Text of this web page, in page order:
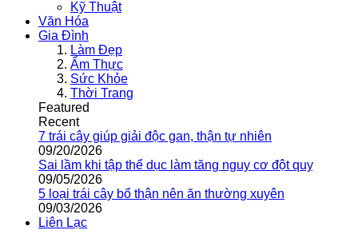
Kỹ Thuật
Văn Hóa
Gia Đình
Làm Đẹp
Ẩm Thực
Sức Khỏe
Thời Trang
Featured
Recent
7 trái cây giúp giải độc gan, thận tự nhiên
09/20/2026
Sai lầm khi tập thể dục làm tăng nguy cơ đột quỵ
09/05/2026
5 loại trái cây bổ thận nên ăn thường xuyên
09/03/2026
Liên Lạc